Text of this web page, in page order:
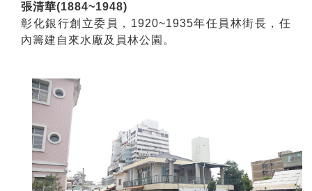
張清華(1884~1948)
彰化銀行創立委員，1920~1935年任員林街長，任
內籌建自來水廠及員林公園。